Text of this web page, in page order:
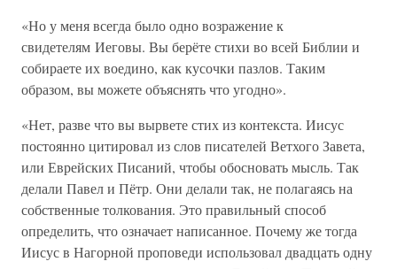
«Но у меня всегда было одно возражение к
свидетелям Иеговы. Вы берёте стихи во всей Библии и
собираете их воедино, как кусочки пазлов. Таким
образом, вы можете объяснять что угодно».
«Нет, разве что вы вырвете стих из контекста. Иисус
постоянно цитировал из слов писателей Ветхого Завета,
или Еврейских Писаний, чтобы обосновать мысль. Так
делали Павел и Пётр. Они делали так, не полагаясь на
собственные толкования. Это правильный способ
определить, что означает написанное. Почему же тогда
Иисус в Нагорной проповеди использовал двадцать одну